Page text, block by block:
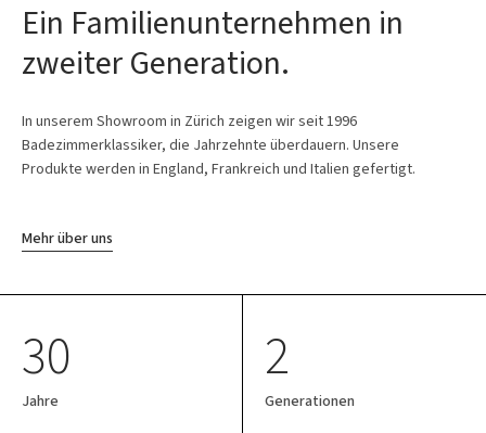
Ein Familienunternehmen in
zweiter Generation.
In unserem Showroom in Zürich zeigen wir seit 1996
Badezimmerklassiker, die Jahrzehnte überdauern. Unsere
Produkte werden in England, Frankreich und Italien gefertigt.
Mehr über uns
30
Jahre
2
Generationen